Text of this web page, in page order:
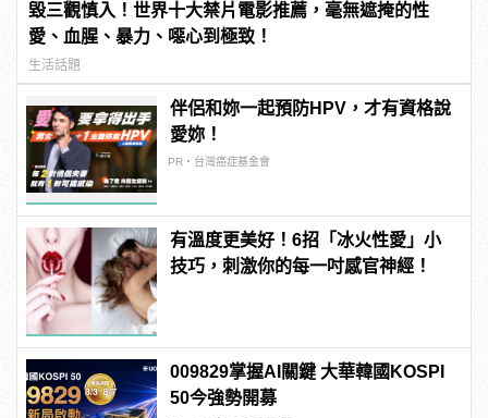
毀三觀慎入！世界十大禁片電影推薦，毫無遮掩的性
愛、血腥、暴力、噁心到極致！
生活話題
伴侶和妳一起預防HPV，才有資格說
愛妳！
PR・台灣癌症基金會
有溫度更美好！6招「冰火性愛」小
技巧，刺激你的每一吋感官神經！
009829掌握AI關鍵 大華韓國KOSPI
50今強勢開募